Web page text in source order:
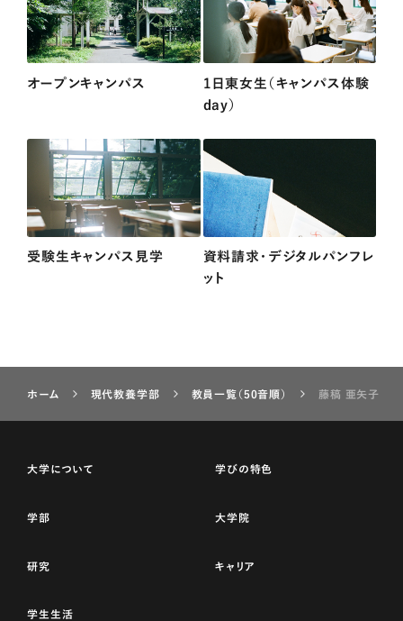
オープンキャンパス
1日東女生（キャンパス体験
day）
受験生キャンパス見学
資料請求・デジタルパンフレ
ット
ホーム 現代教養学部 教員一覧（50音順） 藤稿 亜矢子
大学について 学びの特色
学部 大学院
研究 キャリア
学生生活